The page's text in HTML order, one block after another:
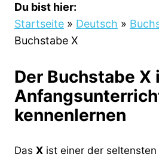
Du bist hier:
Startseite » Deutsch »
Buchstabe X
Der Buchstabe X
kennenlernen
Das X ist einer der